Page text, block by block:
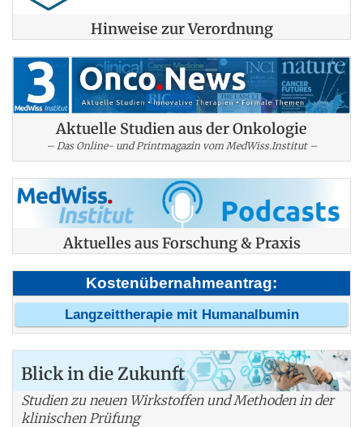
Hinweise zur Verordnung
Aktuelle Studien aus der Onkologie
– Das Online- und Printmagazin vom MedWiss.Institut –
Aktuelles aus Forschung & Praxis
Kostenübernahmeantrag:
Langzeittherapie mit Humanalbumin
Blick in die Zukunft
Studien zu neuen Wirkstoffen und Methoden in der
klinischen Prüfung